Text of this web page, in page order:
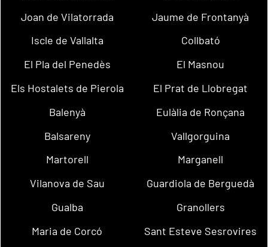
Joan de Vilatorrada
Jaume de Frontanyà
Iscle de Vallalta
Collbató
El Pla del Penedès
El Masnou
Els Hostalets de Pierola
El Prat de Llobregat
Balenyà
Eulàlia de Ronçana
Balsareny
Vallgorguina
Martorell
Marganell
Vilanova de Sau
Guardiola de Berguedà
Gualba
Granollers
Maria de Corcó
Sant Esteve Sesrovires